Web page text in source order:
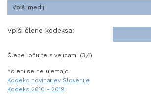
Vpiši člene kodeksa:
Člene ločujte z vejicami (3,4)
*členi se ne ujemajo
Kodeks novinarjev Slovenije
Kodeks 2010 - 2019